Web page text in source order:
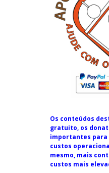
Os conteúdos
gratuito, os
importantes para
custos
mesmo, mais
custos mais